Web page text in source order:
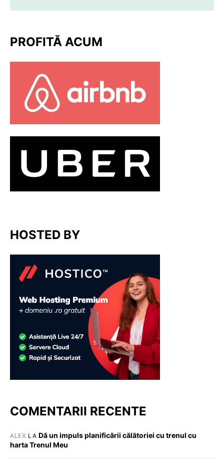
PROFITĂ ACUM
HOSTED BY
COMENTARII RECENTE
ALEX LA Dă un impuls planificării călătoriei cu trenul cu
harta Trenul Meu